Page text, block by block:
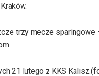
trzy mecze
21 lutego z KKS